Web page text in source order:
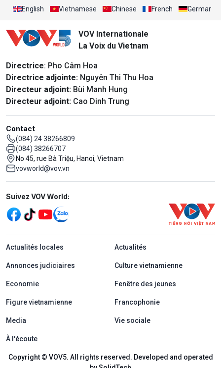
English Vietnamese Chinese French German
VOV Internationale
La Voix du Vietnam
Directrice: Pho Câm Hoa
Directrice adjointe: Nguyên Thi Thu Hoa
Directeur adjoint: Bùi Manh Hung
Directeur adjoint: Cao Dinh Trung
Contact
(084) 24 38266809
(084) 38266707
No 45, rue Bà Triệu, Hanoi, Vietnam
vovworld@vov.vn
Mạng xã hội
Suivez VOV World:
menu footer tiếng Pháp
Actualités locales Actualités
Annonces judiciaires Culture vietnamienne
Economie Fenêtre des jeunes
Figure vietnamienne Francophonie
Media Vie sociale
À l'écoute
Copyright © VOV5. All rights reserved. Developed and operated